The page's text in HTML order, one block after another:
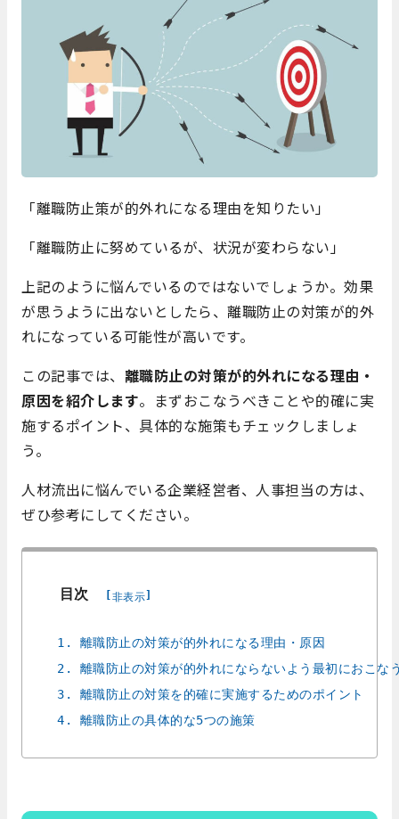
「離職防止策が的外れになる理由を知りたい」
「離職防止に努めているが、状況が変わらない」
上記のように悩んでいるのではないでしょうか。効果
が思うように出ないとしたら、離職防止の対策が的外
れになっている可能性が高いです。
この記事では、 離職防止の対策が的外れになる理由・
原因を紹介します。まずおこなうべきことや的確に実
施するポイント、具体的な施策もチェックしましょ
う。
人材流出に悩んでいる企業経営者、人事担当の方は、
ぜひ参考にしてください。
目次 非表示
1. 離職防止の対策が的外れになる理由・原因
2. 離職防止の対策が的外れにならないよう最初におこな
3. 離職防止の対策を的確に実施するためのポイント
4. 離職防止の具体的な5つの施策